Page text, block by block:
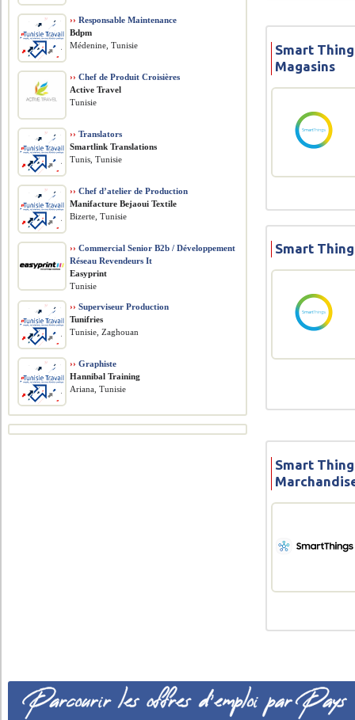
Smart
Magasins
Smart
Smart
›› Responsable Maintenance
Bdpm
Médenine, Tunisie
›› Chef de Produit Croisières
Active Travel
Tunisie
›› Translators
Smartlink Translations
Tunis, Tunisie
›› Chef d’atelier de Production
Manifacture Bejaoui Textile
Bizerte, Tunisie
›› Commercial Senior B2b / Développement
Réseau Revendeurs It
Easyprint
Tunisie
›› Superviseur Production
Tunifries
Tunisie, Zaghouan
›› Graphiste
Hannibal Training
Ariana, Tunisie